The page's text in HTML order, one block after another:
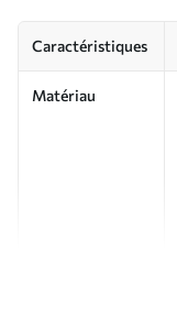
Caractéristiques
Matériau